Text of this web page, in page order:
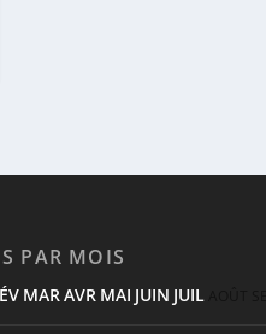
PAR MOIS
MAR AVR MAI JUIN JUIL